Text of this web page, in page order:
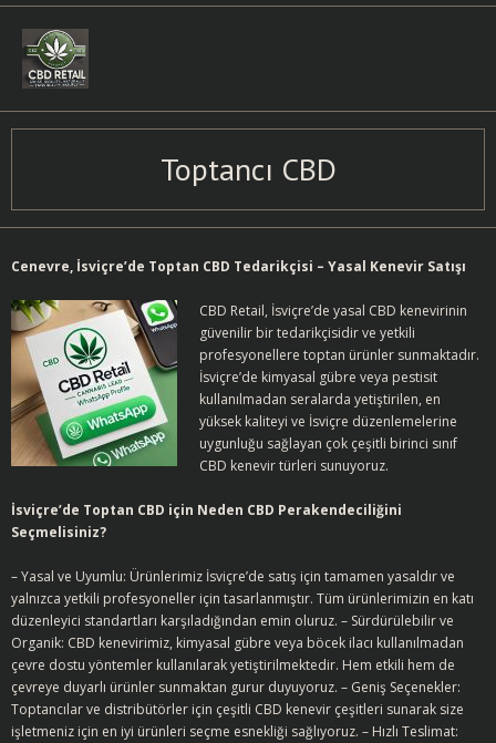
Skip
content
Toptancı CBD
Cenevre, İsviçre’de Toptan CBD Tedarikçisi – Yasal Kenevir Satışı
CBD Retail, İsviçre’de yasal CBD kenevirinin
güvenilir bir tedarikçisidir ve yetkili
profesyonellere toptan ürünler sunmaktadır.
İsviçre’de kimyasal gübre veya pestisit
kullanılmadan seralarda yetiştirilen, en
yüksek kaliteyi ve İsviçre düzenlemelerine
uygunluğu sağlayan çok çeşitli birinci sınıf
CBD kenevir türleri sunuyoruz.
İsviçre’de Toptan CBD için Neden CBD Perakendeciliğini
Seçmelisiniz?
– Yasal ve Uyumlu: Ürünlerimiz İsviçre’de satış için tamamen yasaldır ve
yalnızca yetkili profesyoneller için tasarlanmıştır. Tüm ürünlerimizin en katı
düzenleyici standartları karşıladığından emin oluruz. – Sürdürülebilir ve
Organik: CBD kenevirimiz, kimyasal gübre veya böcek ilacı kullanılmadan
çevre dostu yöntemler kullanılarak yetiştirilmektedir. Hem etkili hem de
çevreye duyarlı ürünler sunmaktan gurur duyuyoruz. – Geniş Seçenekler:
Toptancılar ve distribütörler için çeşitli CBD kenevir çeşitleri sunarak size
işletmeniz için en iyi ürünleri seçme esnekliği sağlıyoruz. – Hızlı Teslimat: